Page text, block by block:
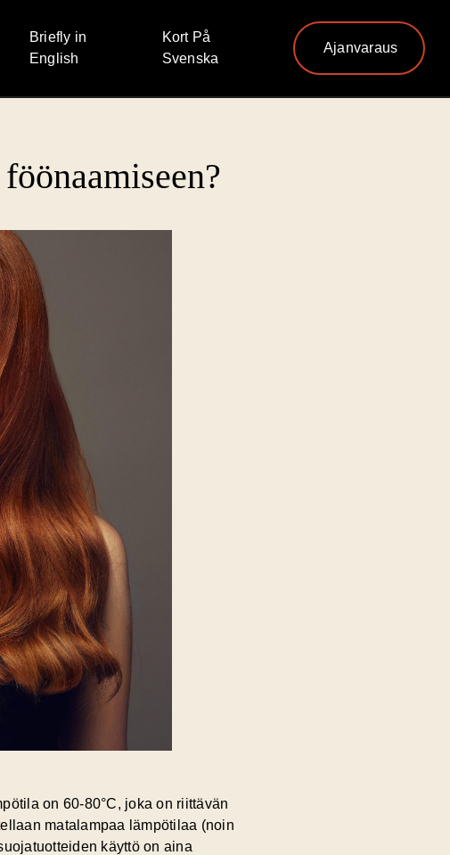
Briefly in
English
Kort På
Svenska
Ajanvaraus
on 60-80°C, joka on riittävän
matalampaa lämpötilaa (noin
käyttö on aina